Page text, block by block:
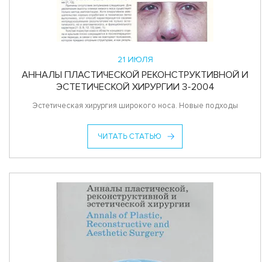
21 ИЮЛЯ
АННАЛЫ ПЛАСТИЧЕСКОЙ РЕКОНСТРУКТИВНОЙ И
ЭСТЕТИЧЕСКОЙ ХИРУРГИИ 3-2004
Эстетическая хирургия широкого носа. Новые подходы
ЧИТАТЬ СТАТЬЮ